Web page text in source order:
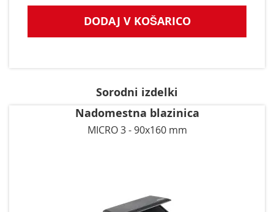
DODAJ V KOŠARICO
Sorodni izdelki
Nadomestna blazinica
MICRO 3 - 90x160 mm